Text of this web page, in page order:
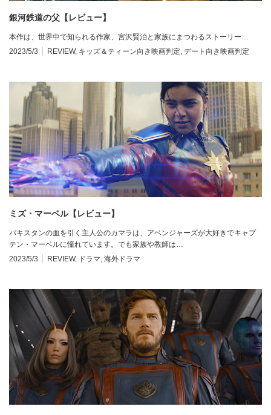
銀河鉄道の父【レビュー】
本作は、世界中で知られる作家、宮沢賢治と家族にまつわるストーリー…
2023/5/3
REVIEW, キッズ＆ティーン向き映画判定, デート向き映画判定
ミズ・マーベル【レビュー】
パキスタンの血を引く主人公のカマラは、アベンジャーズが大好きでキャプ
テン・マーベルに憧れています。でも家族や教師は…
2023/5/3
REVIEW, ドラマ 海外ドラマ